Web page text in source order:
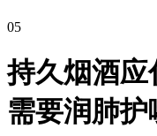
05
持久烟酒应
需要润肺护